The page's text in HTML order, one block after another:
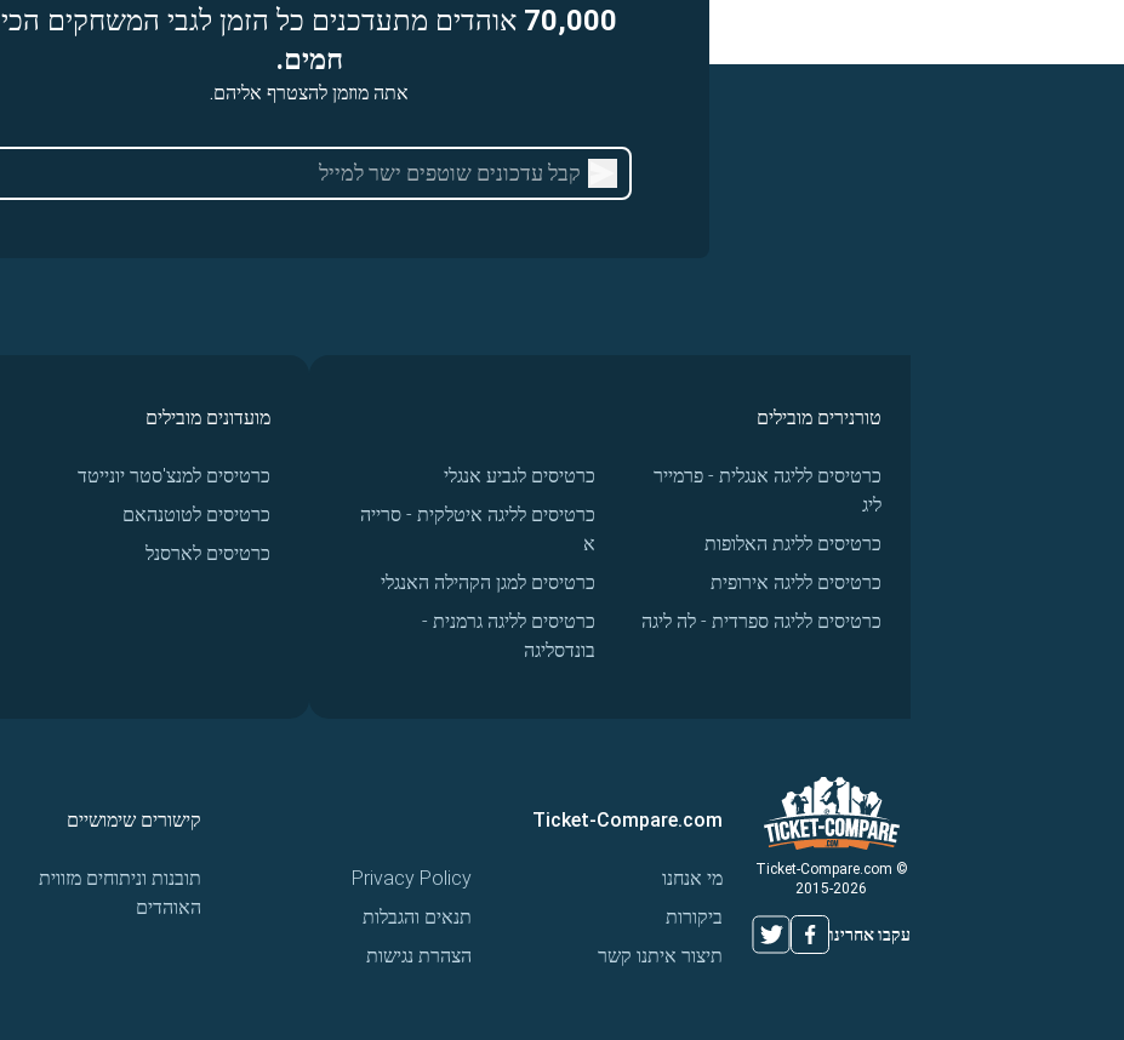
70,000 אוהדים מתעדכנים כל הזמן לגבי המשחקים הכי
חמים.
אתה מוזמן להצטרף אליהם.
טורנירים מובילים
כרטיסים לליגה אנגלית - פרמייר
ליג
כרטיסים לליגת האלופות
כרטיסים לליגה אירופית
כרטיסים לליגה ספרדית - לה ליגה
כרטיסים לגביע אנגלי
כרטיסים לליגה איטלקית - סרייה
א
כרטיסים למגן הקהילה האנגלי
כרטיסים לליגה גרמנית -
בונדסליגה
מועדונים מובילים
כרטיסים למנצ'סטר יונייטד
כרטיסים לטוטנהאם
כרטיסים לארסנל
© Ticket-Compare.com
2015-2026
עקבו אחרינו
Ticket-Compare.com
מי אנחנו
ביקורות
תיצור איתנו קשר
Privacy Policy
תנאים והגבלות
הצהרת נגישות
קישורים שימושיים
תובנות וניתוחים מזווית
האוהדים